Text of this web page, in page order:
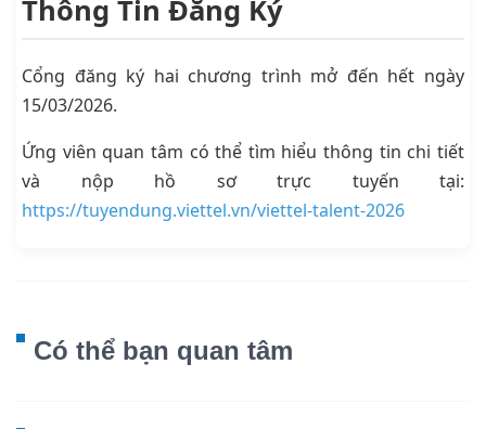
Thông Tin Đăng Ký
Cổng đăng ký hai chương trình mở đến hết ngày
15/03/2026.
Ứng viên quan tâm có thể tìm hiểu thông tin chi tiết
và nộp hồ sơ trực tuyến tại:
https://tuyendung.viettel.vn/viettel-talent-2026
Có thể bạn quan tâm